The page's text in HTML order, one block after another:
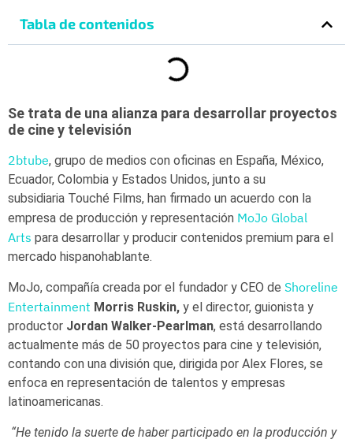
Tabla de contenidos
Se trata de una alianza para desarrollar proyectos
de cine y televisión
2btube, grupo de medios con oficinas en España, México,
Ecuador, Colombia y Estados Unidos, junto a su
subsidiaria Touché Films, han firmado un acuerdo con la
empresa de producción y representación MoJo Global
Arts para desarrollar y producir contenidos premium para el
mercado hispanohablante.
MoJo, compañía creada por el fundador y CEO de Shoreline
Entertainment Morris Ruskin, y el director, guionista y
productor Jordan Walker-Pearlman, está desarrollando
actualmente más de 50 proyectos para cine y televisión,
contando con una división que, dirigida por Alex Flores, se
enfoca en representación de talentos y empresas
latinoamericanas.
“He tenido la suerte de haber participado en la producción y